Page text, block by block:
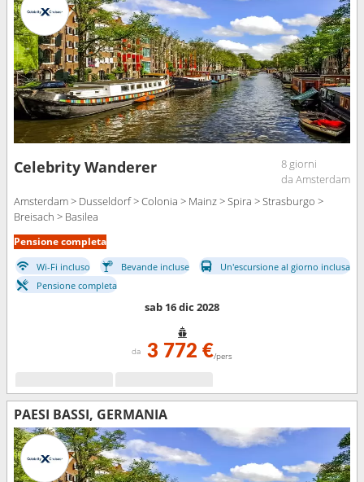
Celebrity Wanderer
8 giorni
da Amsterdam
Amsterdam > Dusseldorf > Colonia > Mainz > Spira > Strasburgo >
Breisach > Basilea
Pensione completa
Wi-Fi incluso Bevande incluse
Un'escursione al giorno inclusa
Pensione completa
sab 16 dic 2028
da 3 772 €/pers
PAESI BASSI, GERMANIA